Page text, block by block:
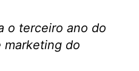
o terceiro ano do
marketing do